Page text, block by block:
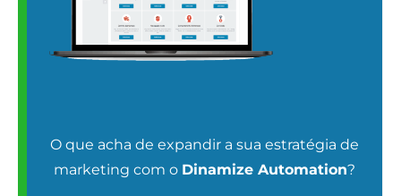
O que acha de expandir a sua estratégia de
marketing com o Dinamize Automation?